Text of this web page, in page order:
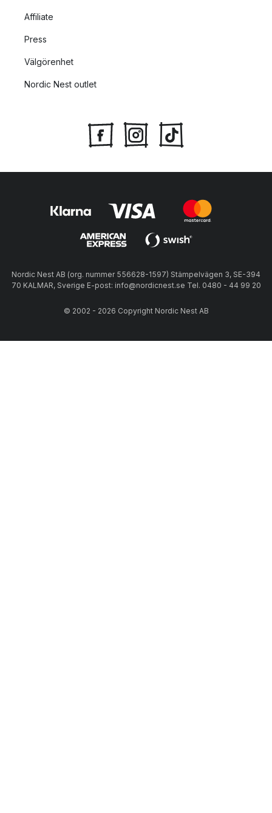
Affiliate
Press
Välgörenhet
Nordic Nest outlet
Nordic Nest AB (org. nummer 556628-1597) Stämpelvägen 3, SE-394
70 KALMAR, Sverige E-post: info@nordicnest.se Tel. 0480 - 44 99 20
© 2002 - 2026 Copyright Nordic Nest AB